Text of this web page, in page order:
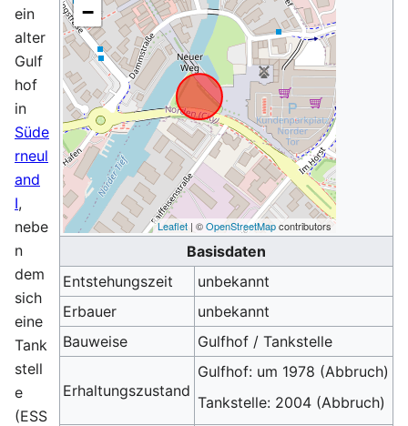
−
Leaflet | ©OpenStreetMapcontributors
Basisdaten
Entstehungszeit
unbekannt
Erbauer
unbekannt
Bauweise
Gulfhof / Tankstelle
Erhaltungszustand
Gulfhof: um 1978 (Abbruch)
Tankstelle: 2004 (Abbruch)
ein
alter
Gulf
hof
in
Süde
rneul
and
I,
nebe
n
dem
sich
eine
Tank
stell
e
(ESS